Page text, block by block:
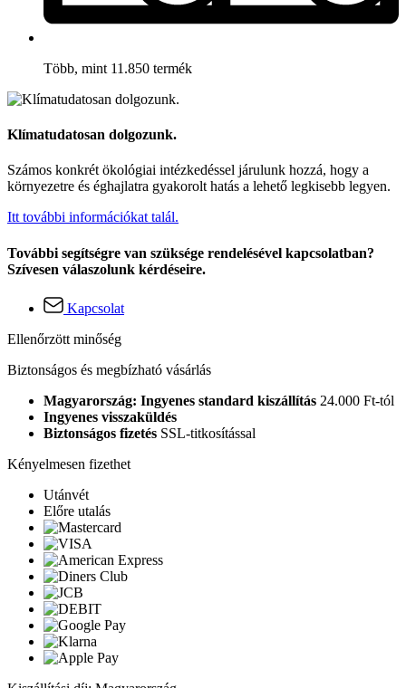
Több, mint 11.850 termék
Klímatudatosan dolgozunk.
Számos konkrét ökológiai intézkedéssel járulunk hozzá, hogy a
környezetre és éghajlatra gyakorolt hatás a lehető legkisebb legyen.
Itt további információkat talál.
További segítségre van szüksége rendelésével kapcsolatban?
Szívesen válaszolunk kérdéseire.
Kapcsolat
Ellenőrzött minőség
Biztonságos és megbízható vásárlás
Magyarország: Ingyenes standard kiszállítás 24.000 Ft-tól
Ingyenes visszaküldés
Biztonságos fizetés SSL-titkosítással
Kényelmesen fizethet
Utánvét
Előre utalás